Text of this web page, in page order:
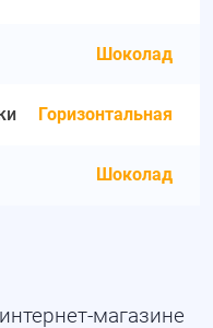
Шоколад
Горизонтальная
Шоколад
магазине